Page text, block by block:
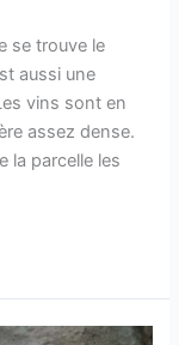
se trouve le
aussi une
vins sont en
assez dense.
la parcelle les